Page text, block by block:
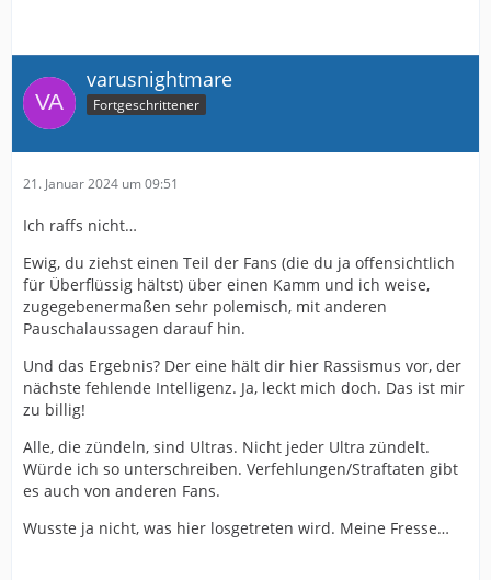
varusnightmare
Fortgeschrittener
21. Januar 2024 um 09:51
Ich raffs nicht…
Ewig, du ziehst einen Teil der Fans (die du ja offensichtlich
für Überflüssig hältst) über einen Kamm und ich weise,
zugegebenermaßen sehr polemisch, mit anderen
Pauschalaussagen darauf hin.
Und das Ergebnis? Der eine hält dir hier Rassismus vor, der
nächste fehlende Intelligenz. Ja, leckt mich doch. Das ist mir
zu billig!
Alle, die zündeln, sind Ultras. Nicht jeder Ultra zündelt.
Würde ich so unterschreiben. Verfehlungen/Straftaten gibt
es auch von anderen Fans.
Wusste ja nicht, was hier losgetreten wird. Meine Fresse…